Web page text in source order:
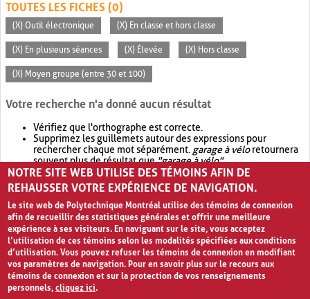
TOUTES LES FICHES (0)
(X) Outil électronique (X) En classe et hors classe
(X) En plusieurs séances (X) Élevée (X) Hors classe
(X) Moyen groupe (entre 30 et 100)
Votre recherche n'a donné aucun résultat
Vérifiez que l'orthographe est correcte.
Supprimez les guillemets autour des expressions pour
rechercher chaque mot séparément. garage à véloretournera
souvent plus de résultat que"garage à vélo".
Envisagez d'élargir votre recherche avec OR.garage OR vélo
retournera souvent plus de résultat quegarage à vélo
NOTRE SITE WEB UTILISE DES TÉMOINS AFIN DE
REHAUSSER VOTRE EXPÉRIENCE DE NAVIGATION.
Le site web de Polytechnique Montréal utilise des témoins de connexion
afin de recueillir des statistiques générales et offrir une meilleure
expérience à ses visiteurs. En naviguant sur le site, vous acceptez
l’utilisation de ces témoins selon les modalités spécifiées aux conditions
d’utilisation. Vous pouvez refuser les témoins de connexion en modifiant
vos paramètres de navigation. Pour en savoir plus sur le recours aux
témoins de connexion et sur la protection de vos renseignements
personnels,cliquez ici.